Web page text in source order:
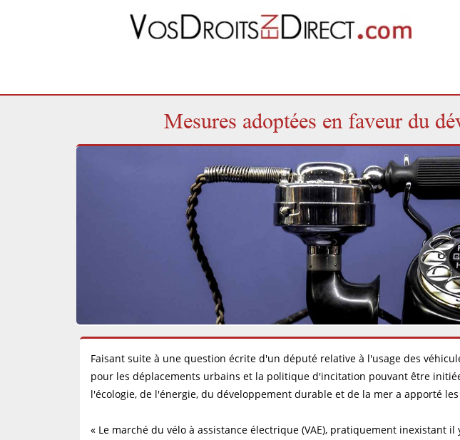
Mesures adoptées en faveur du
Faisant suite à une question écrite d'un député relative à l'usage des
pour les déplacements urbains et la politique d'incitation pouvant être
l'écologie, de l'énergie, du développement durable et de la mer a apporté
« Le marché du vélo à assistance électrique (VAE), pratiquement inexistant il